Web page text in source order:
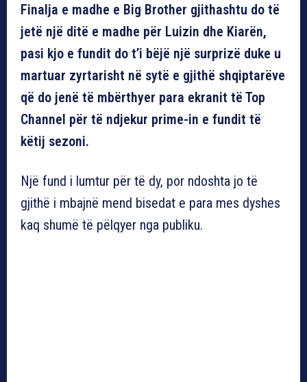
Finalja e madhe e Big Brother gjithashtu do të
jetë një ditë e madhe për Luizin dhe Kiarën,
pasi kjo e fundit do t’i bëjë një surprizë duke u
martuar zyrtarisht në sytë e gjithë shqiptarëve
që do jenë të mbërthyer para ekranit të Top
Channel për të ndjekur prime-in e fundit të
këtij sezoni.
Një fund i lumtur për të dy, por ndoshta jo të
gjithë i mbajnë mend bisedat e para mes dyshes
kaq shumë të pëlqyer nga publiku.